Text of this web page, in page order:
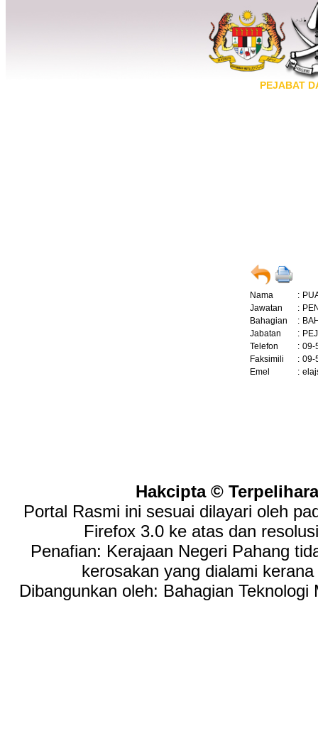
PEJABAT
Nama :
Jawatan
:
Bahagian
:
Jabatan
:
Telefon
: 09-
Faksimili
: 09-
Emel
:
Hakcipta ©
Portal Rasmi ini sesuai dilayari oleh
Firefox 3.0 ke atas dan
Penafian: Kerajaan Negeri Pahang
kerosakan yang dialami
Dibangunkan oleh: Bahagian